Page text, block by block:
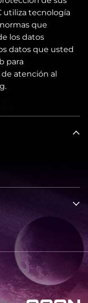
utiliza tecnología
que
los datos
datos que usted
para
atención al